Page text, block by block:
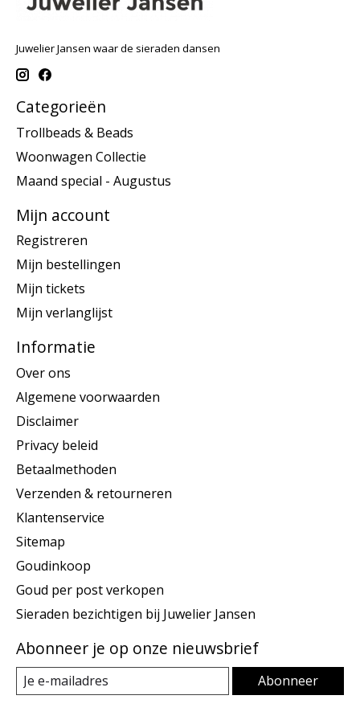
Juwelier Jansen waar de sieraden dansen
Categorieën
Trollbeads & Beads
Woonwagen Collectie
Maand special - Augustus
Mijn account
Registreren
Mijn bestellingen
Mijn tickets
Mijn verlanglijst
Informatie
Over ons
Algemene voorwaarden
Disclaimer
Privacy beleid
Betaalmethoden
Verzenden & retourneren
Klantenservice
Sitemap
Goudinkoop
Goud per post verkopen
Sieraden bezichtigen bij Juwelier Jansen
Abonneer je op onze nieuwsbrief
Abonneer